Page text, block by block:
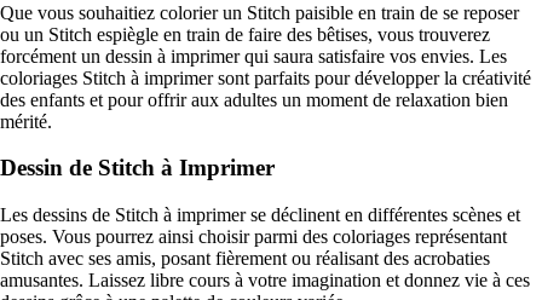
Que vous souhaitiez colorier un Stitch paisible en train de se reposer
ou un Stitch espiègle en train de faire des bêtises, vous trouverez
forcément un dessin à imprimer qui saura satisfaire vos envies. Les
coloriages Stitch à imprimer sont parfaits pour développer la créativité
des enfants et pour offrir aux adultes un moment de relaxation bien
mérité.
Dessin de Stitch à Imprimer
Les dessins de Stitch à imprimer se déclinent en différentes scènes et
poses. Vous pourrez ainsi choisir parmi des coloriages représentant
Stitch avec ses amis, posant fièrement ou réalisant des acrobaties
amusantes. Laissez libre cours à votre imagination et donnez vie à ces